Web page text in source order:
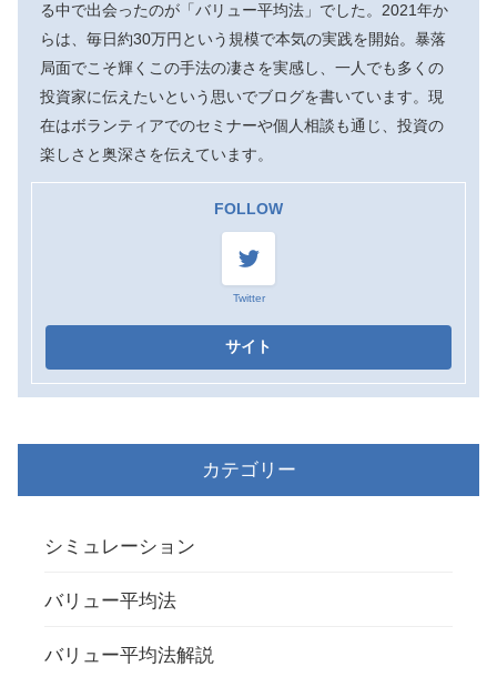
る中で出会ったのが「バリュー平均法」でした。2021年か
らは、毎日約30万円という規模で本気の実践を開始。暴落
局面でこそ輝くこの手法の凄さを実感し、一人でも多くの
投資家に伝えたいという思いでブログを書いています。現
在はボランティアでのセミナーや個人相談も通じ、投資の
楽しさと奥深さを伝えています。
FOLLOW
Twitter
カテゴリー
シミュレーション
バリュー平均法
バリュー平均法解説